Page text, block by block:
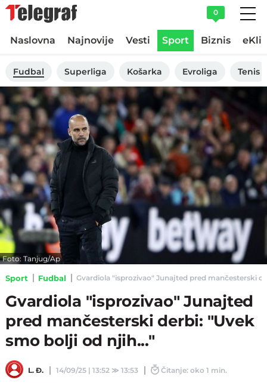
0
Naslovna Najnovije Vesti Sport Biznis
Fudbal Superliga Košarka Evroliga Tenis
Foto: Tanjug/Ap
Sport Fudbal Gvardiola "isprozivao" Junajted pred mančesterski
Gvardiola "isprozivao" Junajted
pred mančesterski derbi: "Uvek
smo bolji od njih..."
L. Đ. 14/09/25 | 13:52 ≫13:53 Čitanje: oko 1 min.